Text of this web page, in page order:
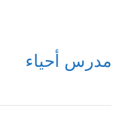
مدرس أحياء